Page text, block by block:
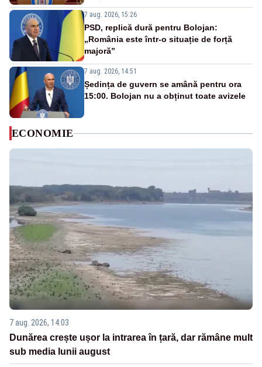
7 aug. 2026, 15:26
PSD, replică dură pentru Bolojan:
„România este într-o situație de forță
majoră”
7 aug. 2026, 14:51
Ședința de guvern se amână pentru ora
15:00. Bolojan nu a obținut toate avizele
ECONOMIE
7 aug. 2026, 14:03
Dunărea crește ușor la intrarea în țară, dar rămâne mult
sub media lunii august